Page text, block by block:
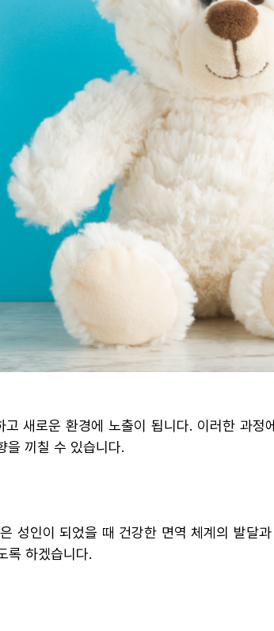
고 새로운 환경에 노출이 됩니다. 이러한 과
을 끼칠 수 있습니다.
은 성인이 되었을 때 건강한 면역 체계의 발달
록 하겠습니다.